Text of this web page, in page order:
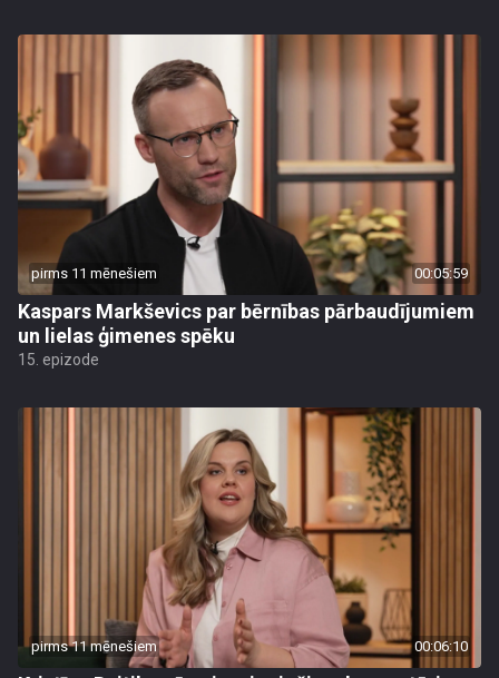
pirms 11 mēnešiem 00:05:59
Kaspars Markševics par bērnības pārbaudījumiem
un lielas ģimenes spēku
15. epizode
pirms 11 mēnešiem 00:06:10